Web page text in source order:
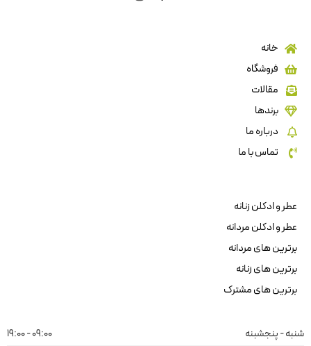
خانه
فروشگاه
مقالات
برندها
درباره ما
تماس با ما
عطر و ادکلن زنانه
عطر و ادکلن مردانه
برترین های مردانه
برترین های زنانه
برترین های مشترک
شنبه - پنجشبنه 09:00 - 19:00